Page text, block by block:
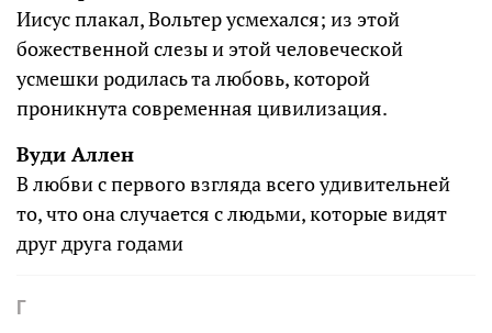
Иисус плакал, Вольтер усмехался; из этой
божественной слезы и этой человеческой
усмешки родилась та любовь, которой
проникнута современная цивилизация.
Вуди Аллен
В любви с первого взгляда всего удивительней
то, что она случается с людьми, которые видят
друг друга годами
Г